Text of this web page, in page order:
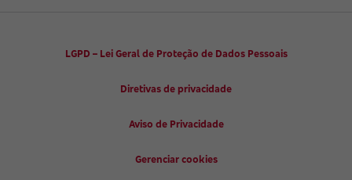
LGPD – Lei Geral de Proteção de Dados Pessoais
Diretivas de privacidade
Aviso de Privacidade
Gerenciar cookies